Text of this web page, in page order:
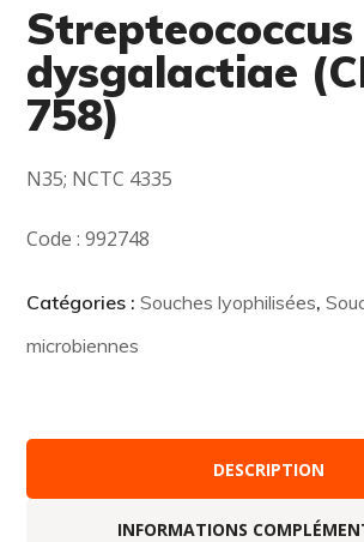
Strepteococcus
dysgalactiae
758)
N35; NCTC 4335
Code : 992748
Catégories :Souches lyophilisées,
microbiennes
DESCRIPTION
INFORMATIONS